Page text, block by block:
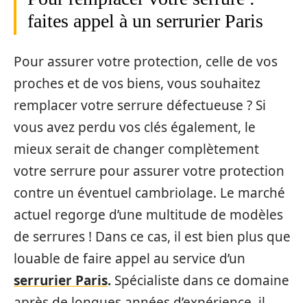
faites appel à un serrurier Paris
Pour assurer votre protection, celle de vos
proches et de vos biens, vous souhaitez
remplacer votre serrure défectueuse ? Si
vous avez perdu vos clés également, le
mieux serait de changer complètement
votre serrure pour assurer votre protection
contre un éventuel cambriolage. Le marché
actuel regorge d’une multitude de modèles
de serrures ! Dans ce cas, il est bien plus que
louable de faire appel au service d’un
serrurier Paris. Spécialiste dans ce domaine